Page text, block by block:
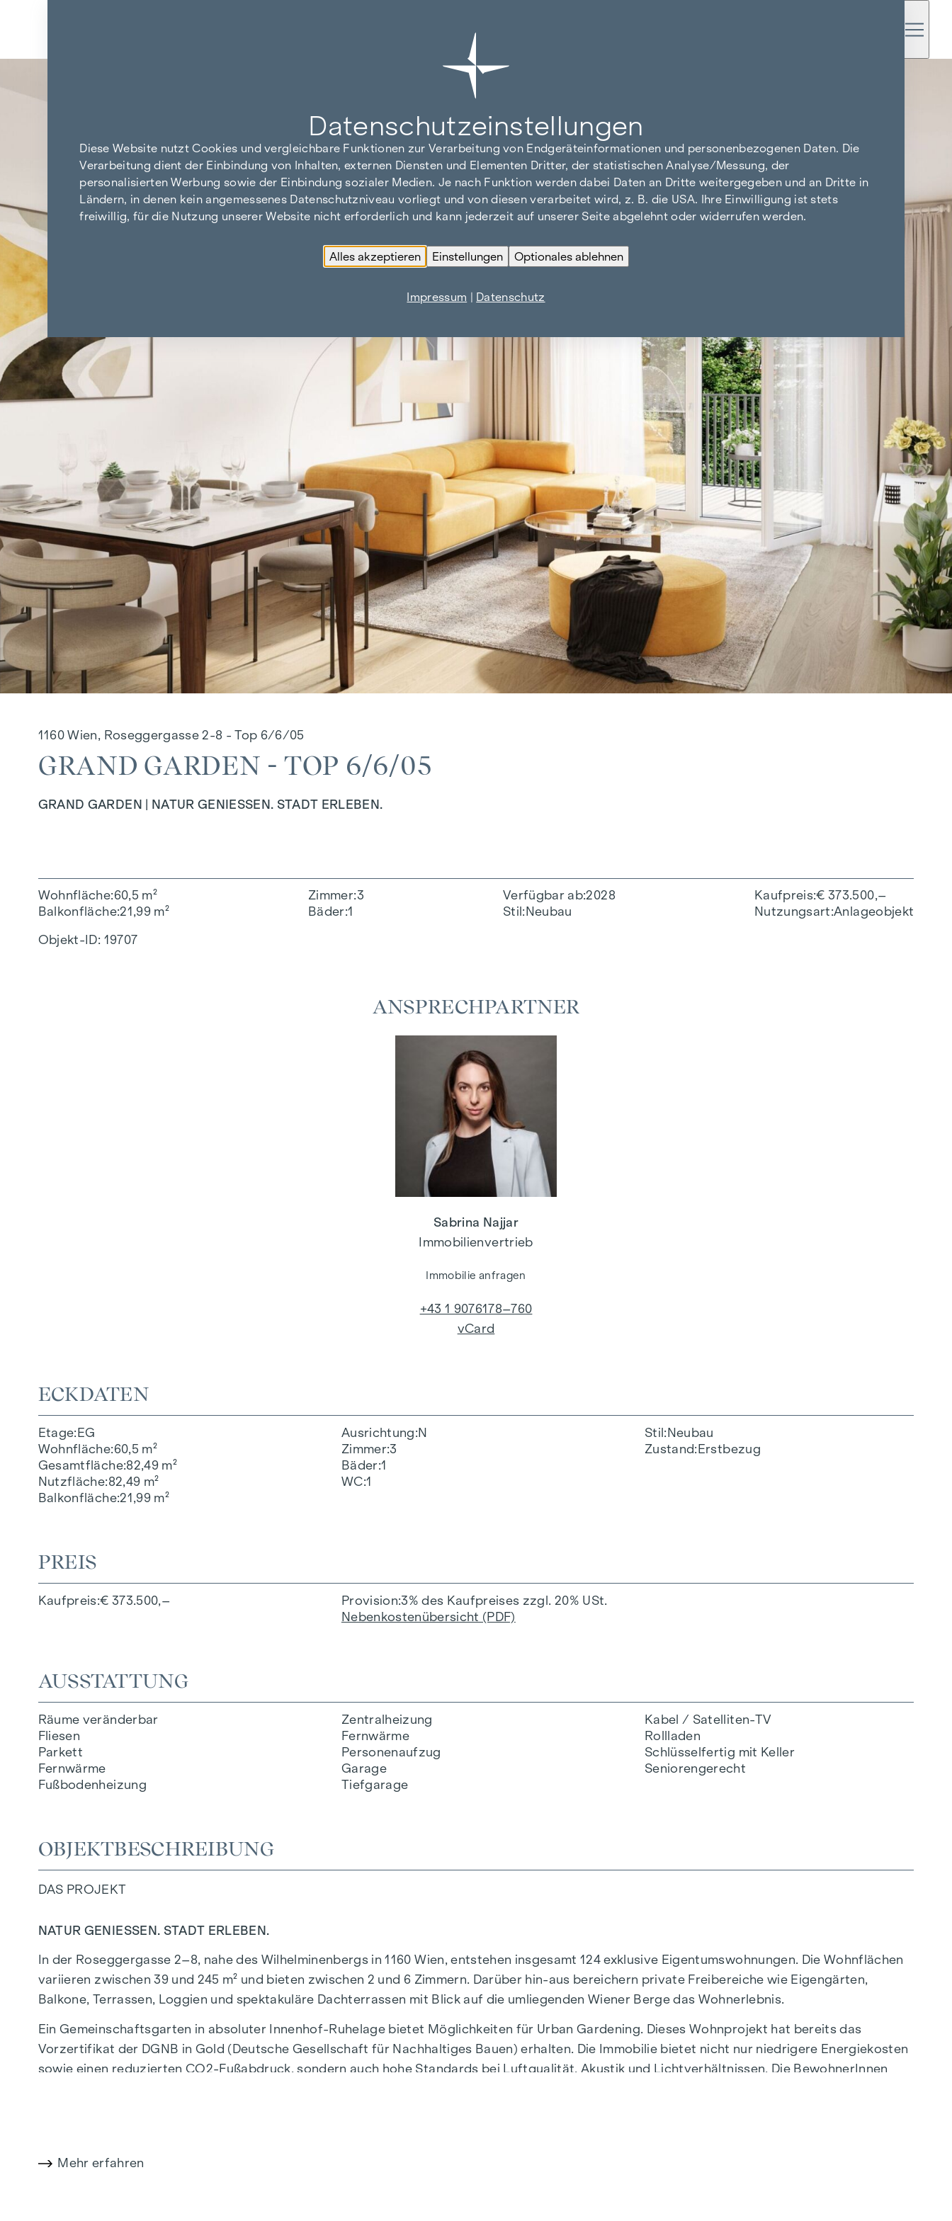
1160 Wien, Roseggergasse 2-8 - Top 6/6/05
GRAND GARDEN - TOP 6/6/05
GRAND GARDEN | NATUR GENIESSEN. STADT ERLEBEN.
Wohnfläche 60,5 m²
Balkonfläche 21,99 m²
Zimmer 3
Bäder 1
Verfügbar ab 2028
Stil Neubau
Kaufpreis € 373.500,–
Nutzungsart Anlageobjekt
Objekt-ID: 19707
ECKDATEN
Etage EG
Wohnfläche 60,5 m²
Gesamtfläche 82,49 m²
Nutzfläche 82,49 m²
Balkonfläche 21,99 m²
Ausrichtung N
Zimmer 3
Bäder 1
WC 1
Stil Neubau
Zustand Erstbezug
PREIS
Kaufpreis € 373.500,– Provision 3% des Kaufpreises zzgl. 20% USt.
Nebenkostenübersicht (PDF)
AUSSTATTUNG
Räume veränderbar
Fliesen
Parkett
Fernwärme
Fußbodenheizung
Zentralheizung
Fernwärme
Personenaufzug
Garage
Tiefgarage
Kabel / Satelliten-TV
Rollladen
Schlüsselfertig mit Keller
Seniorengerecht
OBJEKTBESCHREIBUNG
DAS PROJEKT
NATUR GENIESSEN. STADT ERLEBEN.
In der Roseggergasse 2–8, nahe des Wilhelminenbergs in 1160 Wien, entstehen insgesamt 124 exklusive Eigentumswohnungen. Die Wohnflächen
variieren zwischen 39 und 245 m² und bieten zwischen 2 und 6 Zimmern. Darüber hin-aus bereichern private Freibereiche wie Eigengärten,
Balkone, Terrassen, Loggien und spektakuläre Dachterrassen mit Blick auf die umliegenden Wiener Berge das Wohnerlebnis.
Ein Gemeinschaftsgarten in absoluter Innenhof-Ruhelage bietet Möglichkeiten für Urban Gardening. Dieses Wohnprojekt hat bereits das
Vorzertifikat der DGNB in Gold (Deutsche Gesellschaft für Nachhaltiges Bauen) erhalten. Die Immobilie bietet nicht nur niedrigere Energiekosten
sowie einen reduzierten CO2-Fußabdruck, sondern auch hohe Standards bei Luftqualität, Akustik und Lichtverhältnissen. Die BewohnerInnen
Mehr erfahren
ANSPRECHPARTNER
Sabrina Najjar
Immobilienvertrieb
Immobilie anfragen
+43 1 9076178–760
vCard
Datenschutz­einstellungen
Diese Website nutzt Cookies und vergleichbare Funktionen zur Verarbeitung von Endgeräteinformationen und personenbezogenen Daten. Die
Verarbeitung dient der Einbindung von Inhalten, externen Diensten und Elementen Dritter, der statistischen Analyse/Messung, der
personalisierten Werbung sowie der Einbindung sozialer Medien. Je nach Funktion werden dabei Daten an Dritte weitergegeben und an Dritte in
Ländern, in denen kein angemessenes Datenschutzniveau vorliegt und von diesen verarbeitet wird, z. B. die USA. Ihre Einwilligung ist stets
freiwillig, für die Nutzung unserer Website nicht erforderlich und kann jederzeit auf unserer Seite abgelehnt oder widerrufen werden.
Alles akzeptieren Einstellungen Optionales ablehnen
Impressum | Datenschutz